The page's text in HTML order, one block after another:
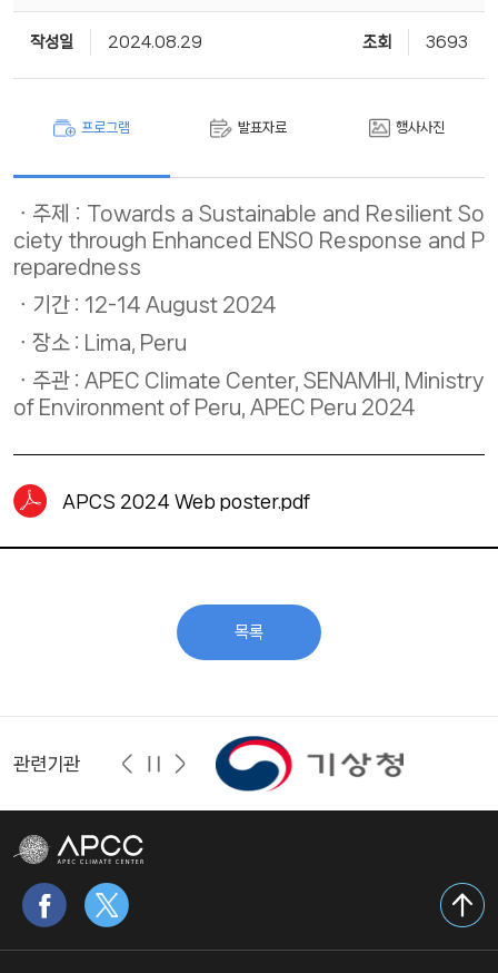
작성일 2024.08.29 조회 3693
프로그램 발표자료 행사사진
주제 : Towards a Sustainable and Resilient So
ciety through Enhanced ENSO Response and P
reparedness
기간 : 12-14 August 2024
장소 : Lima, Peru
주관 : APEC Climate Center, SENAMHI, Ministry
of Environment of Peru, APEC Peru 2024
APCS 2024 Web poster.pdf
목록
관련기관